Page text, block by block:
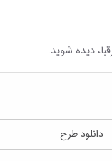
دیده شوید.
دانلود طرح